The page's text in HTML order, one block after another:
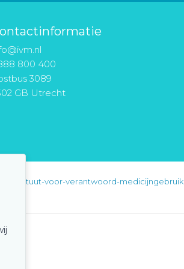
800 400
3089
GB Utrecht
instituut-voor-verantwoord-medicijngebruik